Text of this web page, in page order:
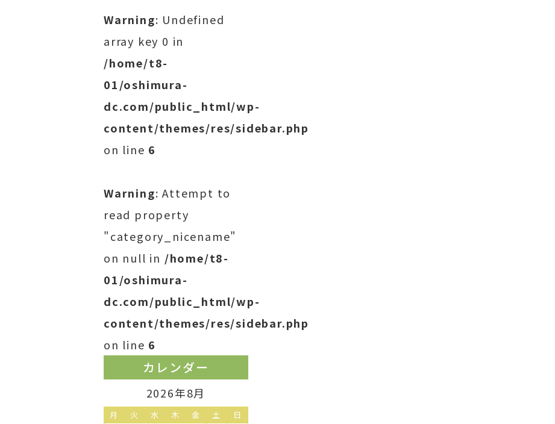
Warning: Undefined
array key 0 in
/home/t8-
01/oshimura-
dc.com/public_html/wp-
content/themes/res/sidebar.php
on line 6
Warning: Attempt to
read property
"category_nicename"
on null in /home/t8-
01/oshimura-
dc.com/public_html/wp-
content/themes/res/sidebar.php
on line 6
カレンダー
2026年8月
月 火 水 木 金 土 日